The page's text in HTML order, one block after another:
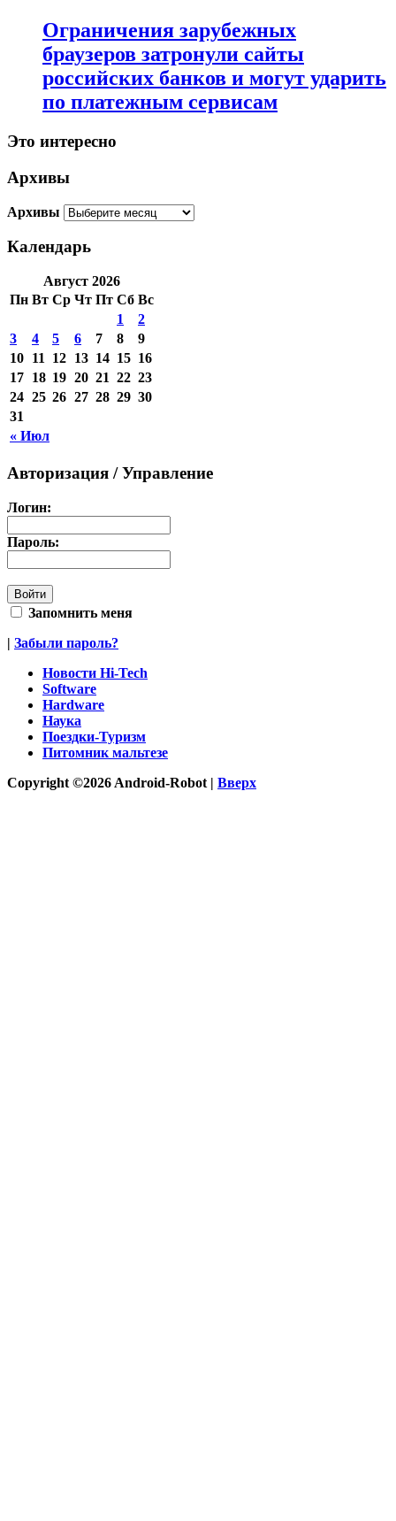
Ограничения зарубежных
браузеров затронули сайты
российских банков и могут ударить
по платежным сервисам
Это интересно
Архивы
Архивы
Календарь
Август 2026
Пн Вт Ср Чт Пт Сб Вс
« Июл
1
2
3
4 5 6 7 8
9
10 11 12 13 14 15 16
17 18 19 20 21 22 23
24 25 26 27 28 29 30
31
Авторизация / Управление
Логин:
Пароль:
Запомнить меня
| Забыли пароль?
Новости Hi-Tech
Software
Hardware
Наука
Поездки-Туризм
Питомник мальтезе
Copyright ©2026 Android-Robot | Вверх